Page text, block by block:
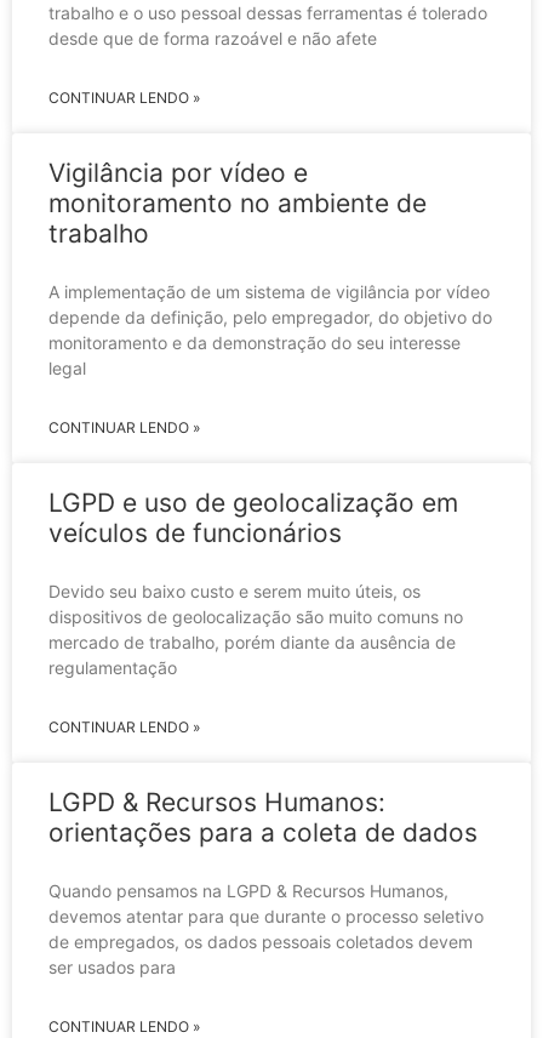
trabalho e o uso pessoal dessas ferramentas é tolerado
desde que de forma razoável e não afete
CONTINUAR LENDO »
Vigilância por vídeo e
monitoramento no ambiente de
trabalho
A implementação de um sistema de vigilância por vídeo
depende da definição, pelo empregador, do objetivo do
monitoramento e da demonstração do seu interesse
legal
CONTINUAR LENDO »
LGPD e uso de geolocalização em
veículos de funcionários
Devido seu baixo custo e serem muito úteis, os
dispositivos de geolocalização são muito comuns no
mercado de trabalho, porém diante da ausência de
regulamentação
CONTINUAR LENDO »
LGPD & Recursos Humanos:
orientações para a coleta de dados
Quando pensamos na LGPD & Recursos Humanos,
devemos atentar para que durante o processo seletivo
de empregados, os dados pessoais coletados devem
ser usados para
CONTINUAR LENDO »